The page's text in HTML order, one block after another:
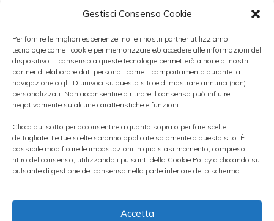
Gestisci Consenso Cookie
Per fornire le migliori esperienze, noi e i nostri partner utilizziamo
tecnologie come i cookie per memorizzare e/o accedere alle informazioni del
dispositivo. Il consenso a queste tecnologie permetterà a noi e ai nostri
partner di elaborare dati personali come il comportamento durante la
navigazione o gli ID univoci su questo sito e di mostrare annunci (non)
personalizzati. Non acconsentire o ritirare il consenso può influire
negativamente su alcune caratteristiche e funzioni.
Clicca qui sotto per acconsentire a quanto sopra o per fare scelte
dettagliate. Le tue scelte saranno applicate solamente a questo sito. È
possibile modificare le impostazioni in qualsiasi momento, compreso il
ritiro del consenso, utilizzando i pulsanti della Cookie Policy o cliccando sul
pulsante di gestione del consenso nella parte inferiore dello schermo.
Accetta
Ferrari, arriva aumento del dividendo
Ferrari ha recentemente annunciato un
aumento del dividendo per gli azionisti